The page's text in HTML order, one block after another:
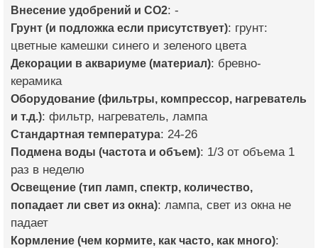
Внесение удобрений и CO2: -
Грунт (и подложка если присутствует): грунт:
цветные камешки синего и зеленого цвета
Декорации в аквариуме (материал): бревно-
керамика
Оборудование (фильтры, компрессор, нагреватель
и т.д.): фильтр, нагреватель, лампа
Стандартная температура: 24-26
Подмена воды (частота и объем): 1/3 от объема 1
раз в неделю
Освещение (тип ламп, спектр, количество,
попадает ли свет из окна): лампа, свет из окна не
падает
Кормление (чем кормите, как часто, как много):